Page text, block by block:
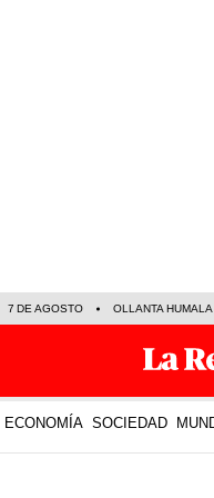
7 DE AGOSTO OLLANTA HUMALA